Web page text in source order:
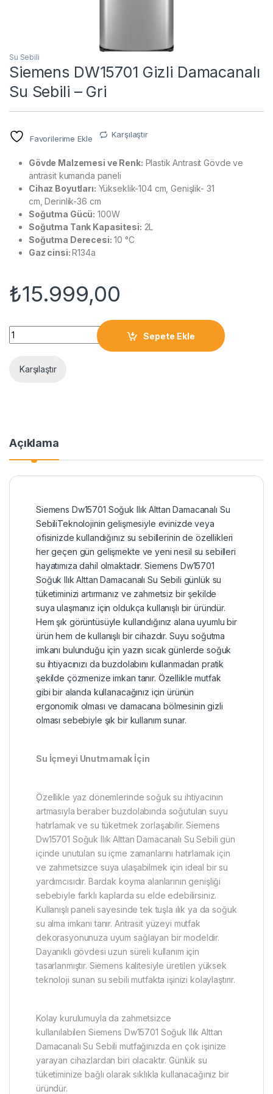
Su Sebili
Siemens DW15701 Gizli Damacanalı
Su Sebili – Gri
Favorilerime Ekle Karşılaştır
Gövde Malzemesi ve Renk: Plastik Antrasit Gövde ve
antrasit kumanda paneli
Cihaz Boyutları: Yükseklik-104 cm, Genişlik- 31
cm, Derinlik-36 cm
Soğutma Gücü: 100W
Soğutma Tank Kapasitesi: 2L
Soğutma Derecesi: 10 °C
Gaz cinsi:R134a
₺15.999,00
Siemens DW15701 Gizli Damacanalı Su Sebili - Gri quantity
Sepete Ekle
Karşılaştır
Açıklama
Siemens Dw15701 Soğuk Ilık Alttan Damacanalı Su
SebiliTeknolojinin gelişmesiyle evinizde veya
ofisinizde kullandığınız su sebillerinin de özellikleri
her geçen gün gelişmekte ve yeni nesil su sebilleri
hayatımıza dahil olmaktadır. Siemens Dw15701
Soğuk Ilık Alttan Damacanalı Su Sebili günlük su
tüketiminizi artırmanız ve zahmetsiz bir şekilde
suya ulaşmanız için oldukça kullanışlı bir üründür.
Hem şık görüntüsüyle kullandığınız alana uyumlu bir
ürün hem de kullanışlı bir cihazdır. Suyu soğutma
imkanı bulunduğu için yazın sıcak günlerde soğuk
su ihtiyacınızı da buzdolabını kullanmadan pratik
şekilde çözmenize imkan tanır. Özellikle mutfak
gibi bir alanda kullanacağınız için ürünün
ergonomik olması ve damacana bölmesinin gizli
olması sebebiyle şık bir kullanım sunar.
Su İçmeyi Unutmamak İçin
Özellikle yaz dönemlerinde soğuk su ihtiyacının
artmasıyla beraber buzdolabında soğutulan suyu
hatırlamak ve su tüketmek zorlaşabilir. Siemens
Dw15701 Soğuk Ilık Alttan Damacanalı Su Sebili gün
içinde unutulan su içme zamanlarını hatırlamak için
ve zahmetsizce suya ulaşabilmek için ideal bir su
yardımcısıdır. Bardak koyma alanlarının genişliği
sebebiyle farklı kaplarda su elde edebilirsiniz.
Kullanışlı paneli sayesinde tek tuşla ılık ya da soğuk
su alma imkanı tanır. Antrasit yüzeyi mutfak
dekorasyonunuza uyum sağlayan bir modeldir.
Dayanıklı gövdesi uzun süreli kullanım için
tasarlanmıştır. Siemens kalitesiyle üretilen yüksek
teknoloji sunan su sebili mutfakta işinizi kolaylaştırır.
Kolay kurulumuyla da zahmetsizce
kullanılabilen Siemens Dw15701 Soğuk Ilık Alttan
Damacanalı Su Sebili mutfağınızda en çok işinize
yarayan cihazlardan biri olacaktır. Günlük su
tüketiminize bağlı olarak sıklıkla kullanacağınız bir
üründür.